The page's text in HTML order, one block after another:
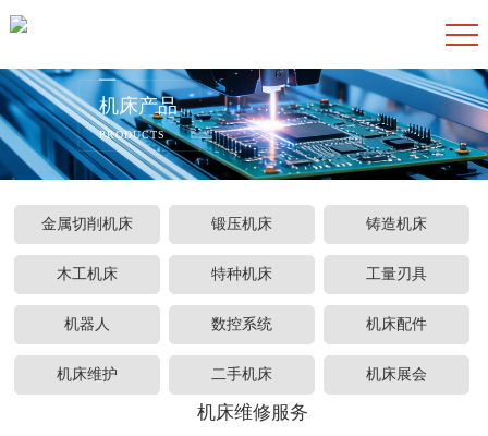
机床产品
PRODUCTS
金属切削机床 锻压机床 铸造机床
木工机床 特种机床 工量刃具
机器人 数控系统 机床配件
机床维护 二手机床 机床展会
机床维修服务